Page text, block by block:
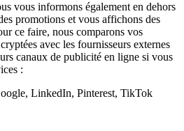
vous informons également en dehors
promotions et vous affichons des
ce faire, nous comparons vos
avec les fournisseurs externes
canaux de publicité en ligne si vous
:
LinkedIn, Pinterest, TikTok